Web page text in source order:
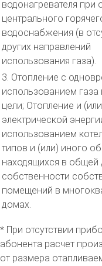
водонагревателя при
центрального
водоснабжения (в
других направлений
использования газа).
3. Отопление с
использованием газа
цели; Отопление и
электрической
использованием
типов и (или) иного
находящихся в общей
собственности
помещений в
домах.
* При отсутствии
абонента расчет
от размера